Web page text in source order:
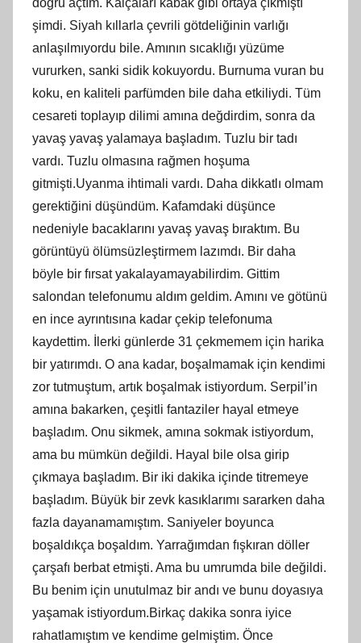
şimdi. Siyah kıllarla çevrili götdeliğinin varlığı
anlaşılmıyordu bile. Amının sıcaklığı yüzüme
vururken, sanki sidik kokuyordu. Burnuma vuran bu
koku, en kaliteli parfümden bile daha etkiliydi. Tüm
cesareti toplayıp dilimi amına değdirdim, sonra da
yavaş yavaş yalamaya başladım. Tuzlu bir tadı
vardı. Tuzlu olmasına rağmen hoşuma
gitmişti.Uyanma ihtimali vardı. Daha dikkatlı olmam
gerektiğini düşündüm. Kafamdaki düşünce
nedeniyle bacaklarını yavaş yavaş bıraktım. Bu
görüntüyü ölümsüzleştirmem lazımdı. Bir daha
böyle bir fırsat yakalayamayabilirdim. Gittim
salondan telefonumu aldım geldim. Amını ve götünü
en ince ayrıntısına kadar çekip telefonuma
kaydettim. İlerki günlerde 31 çekmemem için harika
bir yatırımdı. O ana kadar, boşalmamak için kendimi
zor tutmuştum, artık boşalmak istiyordum. Serpil’in
amına bakarken, çeşitli fantaziler hayal etmeye
başladım. Onu sikmek, amına sokmak istiyordum,
ama bu mümkün değildi. Hayal bile olsa girip
çıkmaya başladım. Bir iki dakika içinde titremeye
başladım. Büyük bir zevk kasıklarımı sararken daha
fazla dayanamamıştım. Saniyeler boyunca
boşaldıkça boşaldım. Yarrağımdan fışkıran döller
çarşafı berbat etmişti. Ama bu umrumda bile değildi.
Bu benim için unutulmaz bir andı ve bunu doyasıya
yaşamak istiyordum.Birkaç dakika sonra iyice
rahatlamıştım ve kendime gelmiştim. Önce